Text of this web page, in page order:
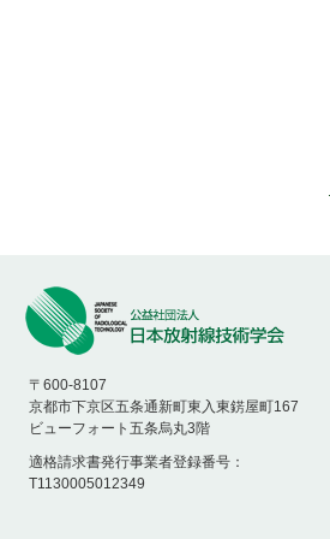
〒600-8107
京都市下京区五条通新町東入東錺屋町167
ビューフォート五条烏丸3階
適格請求書発行事業者登録番号：
T1130005012349